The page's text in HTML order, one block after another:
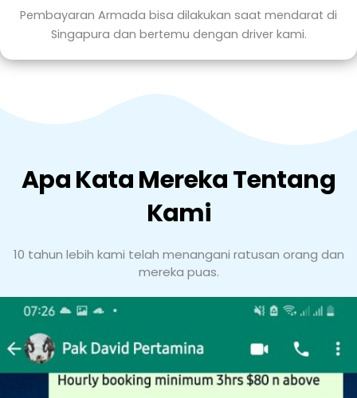
Pembayaran Armada bisa dilakukan saat mendarat di
Singapura dan bertemu dengan driver kami.
Apa Kata Mereka Tentang
Kami
10 tahun lebih kami telah menangani ratusan orang dan
mereka puas.